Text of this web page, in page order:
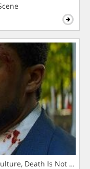
Death Is Not The